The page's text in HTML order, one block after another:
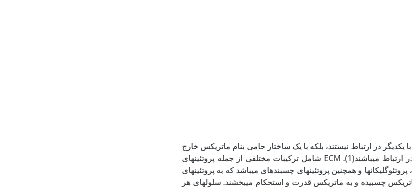
یکدیگر در ارتباط نیستند، بلکه با یک ساختار حامی بنام ماتریکس خارج
سلولی (Extracellular matrix) نیز در ارتباط می‏باشند(1). ECM شامل ترکیبات مختلفی از جمله پروتئین‏های
و همچنین پروتئین‏های چسبنده‏ای می‏باشد که به پروتئین‏های
چسبیده و به ماتریکس قدرت و استحکام می‏بخشند. سلول‏های هر